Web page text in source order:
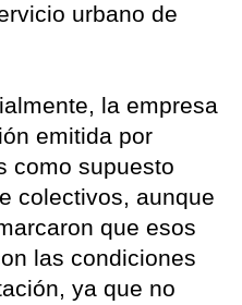
urbano de
la empresa
emitida por
como supuesto
colectivos, aunque
que esos
las condiciones
ya que no